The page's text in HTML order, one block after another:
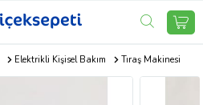
Elektrikli Kişisel Bakım Tıraş Makinesi